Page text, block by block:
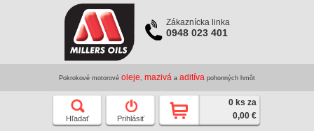
Zákaznícka linka
0948 023 401
Pokrokové motorové oleje mazivá a aditíva pohonných hmôt
Hľadať Prihlásiť
0 ks za
0,00 €